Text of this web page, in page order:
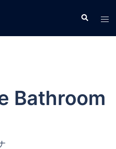
Bathroom